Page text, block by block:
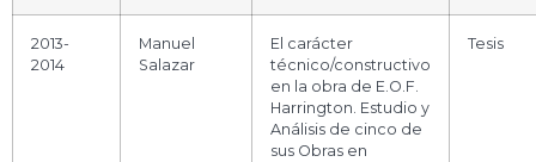
2013-
2014
Manuel
Salazar
El carácter
técnico/constructivo
en la obra de E.O.F.
Harrington. Estudio y
Análisis de cinco de
sus Obras en
Tesis